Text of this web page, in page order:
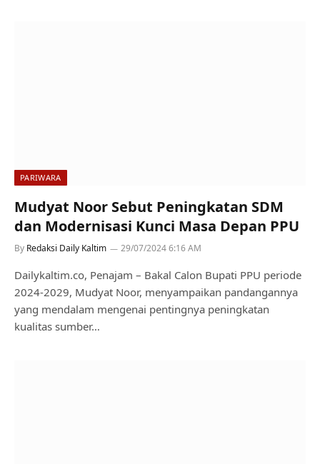
PARIWARA
Mudyat Noor Sebut Peningkatan SDM
dan Modernisasi Kunci Masa Depan PPU
By Redaksi Daily Kaltim 29/07/2024 6:16 AM
Dailykaltim.co, Penajam – Bakal Calon Bupati PPU periode
2024-2029, Mudyat Noor, menyampaikan pandangannya
yang mendalam mengenai pentingnya peningkatan
kualitas sumber…